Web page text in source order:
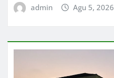
admin Agu 5, 2026